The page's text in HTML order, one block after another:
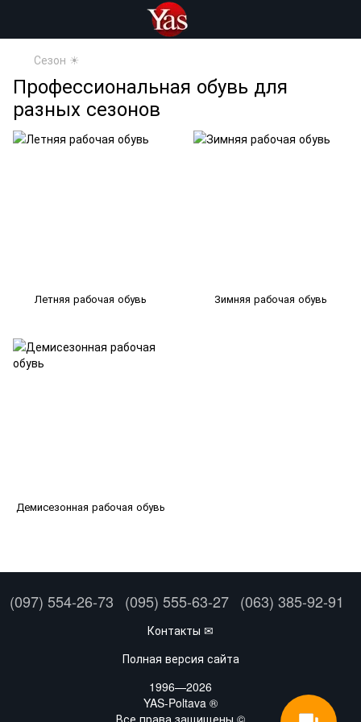
Сезон ☀
Профессиональная обувь для
разных сезонов
Летняя рабочая обувь Зимняя рабочая обувь
Демисезонная рабочая обувь
(097) 554-26-73 (095) 555-63-27 (063) 385-92-91
Контакты ✉
Полная версия сайта
1996—2026
YAS-Poltava ®
Все права защищены ©